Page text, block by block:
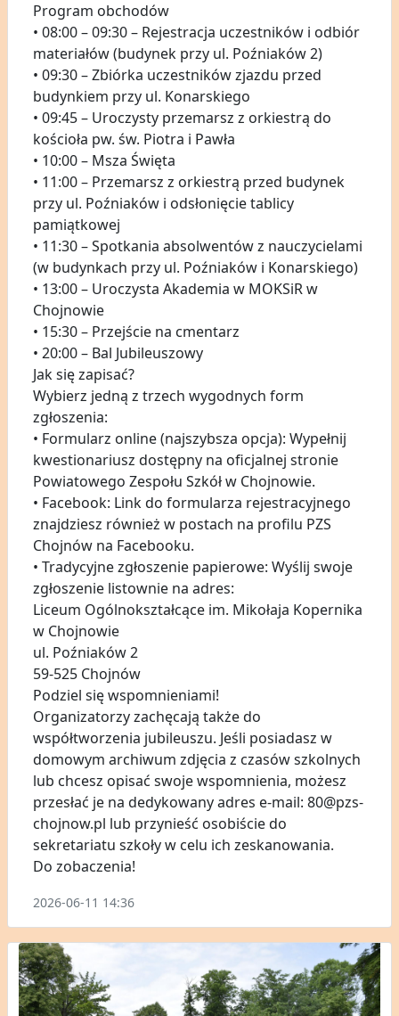
Program obchodów
• 08:00 – 09:30 – Rejestracja uczestników i odbiór
materiałów (budynek przy ul. Poźniaków 2)
• 09:30 – Zbiórka uczestników zjazdu przed
budynkiem przy ul. Konarskiego
• 09:45 – Uroczysty przemarsz z orkiestrą do
kościoła pw. św. Piotra i Pawła
• 10:00 – Msza Święta
• 11:00 – Przemarsz z orkiestrą przed budynek
przy ul. Poźniaków i odsłonięcie tablicy
pamiątkowej
• 11:30 – Spotkania absolwentów z nauczycielami
(w budynkach przy ul. Poźniaków i Konarskiego)
• 13:00 – Uroczysta Akademia w MOKSiR w
Chojnowie
• 15:30 – Przejście na cmentarz
• 20:00 – Bal Jubileuszowy
Jak się zapisać?
Wybierz jedną z trzech wygodnych form
zgłoszenia:
• Formularz online (najszybsza opcja): Wypełnij
kwestionariusz dostępny na oficjalnej stronie
Powiatowego Zespołu Szkół w Chojnowie.
• Facebook: Link do formularza rejestracyjnego
znajdziesz również w postach na profilu PZS
Chojnów na Facebooku.
• Tradycyjne zgłoszenie papierowe: Wyślij swoje
zgłoszenie listownie na adres:
Liceum Ogólnokształcące im. Mikołaja Kopernika
w Chojnowie
ul. Poźniaków 2
59-525 Chojnów
Podziel się wspomnieniami!
Organizatorzy zachęcają także do
współtworzenia jubileuszu. Jeśli posiadasz w
domowym archiwum zdjęcia z czasów szkolnych
lub chcesz opisać swoje wspomnienia, możesz
przesłać je na dedykowany adres e-mail: 80@pzs-
chojnow.pl lub przynieść osobiście do
sekretariatu szkoły w celu ich zeskanowania.
Do zobaczenia!
2026-06-11 14:36